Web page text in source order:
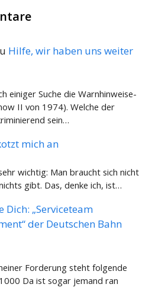
Hilfe, wir haben uns weiter
einiger Suche die Warnhinweise-
II von 1974). Welche der
sein…
mich an
wichtig: Man braucht sich nicht
gibt. Das, denke ich, ist…
Dich: „Serviceteam
der Deutschen Bahn
Forderung steht folgende
Da ist sogar jemand ran